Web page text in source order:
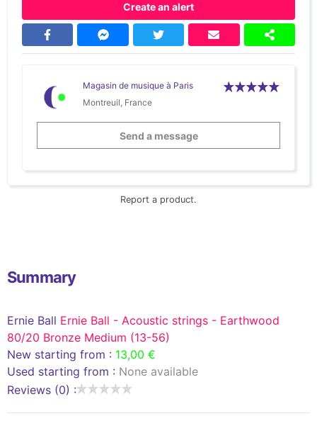
Create an alert
Magasin de musique à Paris
Montreuil, France
Send a message
Report a product.
Summary
Ernie Ball Ernie Ball - Acoustic strings - Earthwood
80/20 Bronze Medium (13-56)
New starting from : 13,00 €
Used starting from : None available
Reviews (0) :